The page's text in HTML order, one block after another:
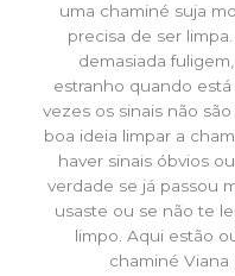
uma chaminé suja
precisa de ser
demasiada
estranho quando
vezes os sinais não
boa ideia limpar a
haver sinais óbvios
verdade se já passou
usaste ou se não te
limpo. Aqui estão
chaminé Viana